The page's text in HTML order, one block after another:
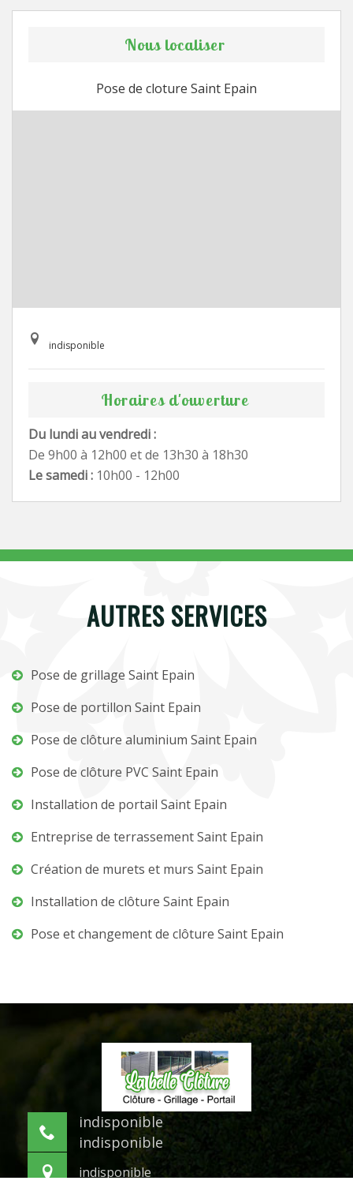
Nous localiser
Pose de cloture Saint Epain
indisponible
Horaires d'ouverture
Du lundi au vendredi :
De 9h00 à 12h00 et de 13h30 à 18h30
Le samedi : 10h00 - 12h00
AUTRES SERVICES
Pose de grillage Saint Epain
Pose de portillon Saint Epain
Pose de clôture aluminium Saint Epain
Pose de clôture PVC Saint Epain
Installation de portail Saint Epain
Entreprise de terrassement Saint Epain
Création de murets et murs Saint Epain
Installation de clôture Saint Epain
Pose et changement de clôture Saint Epain
indisponible
indisponible
indisponible